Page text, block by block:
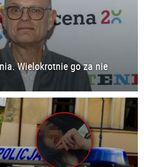
Wielokrotnie go za nie